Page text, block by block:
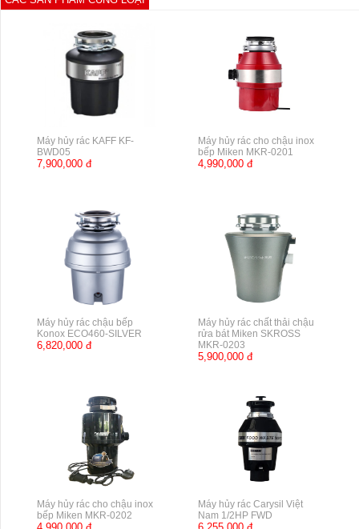
Máy hủy rác KAFF KF-
BWD05
7,900,000 đ
Máy hủy rác cho chậu inox
bếp Miken MKR-0201
4,990,000 đ
Máy hủy rác chậu bếp
Konox ECO460-SILVER
6,820,000 đ
Máy hủy rác chất thải chậu
rửa bát Miken SKROSS
MKR-0203
5,900,000 đ
Máy hủy rác cho chậu inox
bếp Miken MKR-0202
Máy hủy rác Carysil Việt
Nam 1/2HP FWD